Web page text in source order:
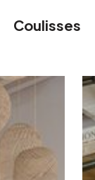
Coulisses